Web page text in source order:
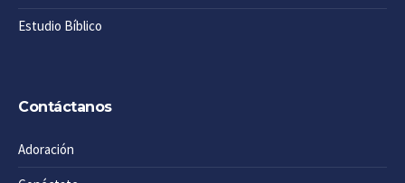
Estudio Bíblico
Contáctanos
Adoración